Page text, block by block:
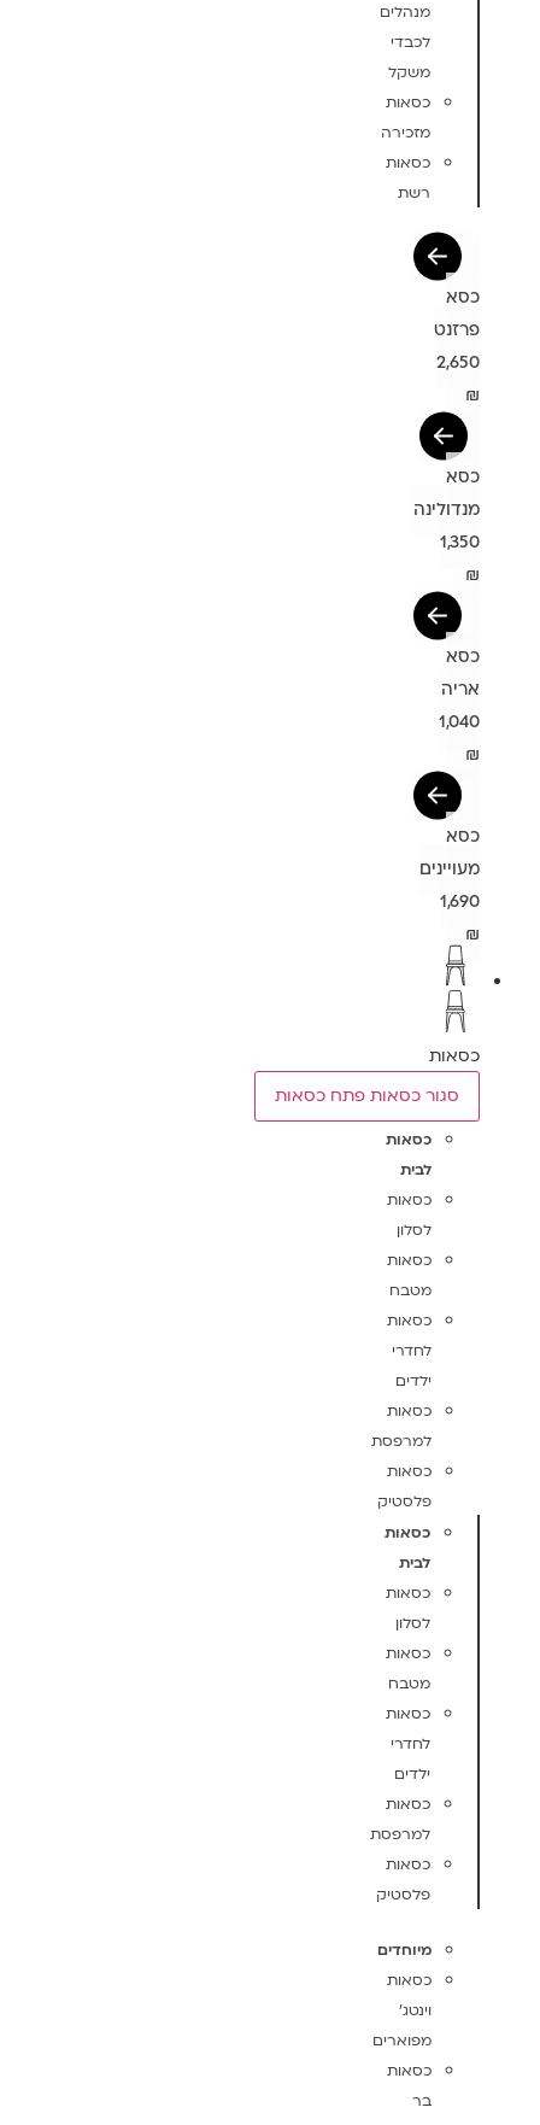
מנהלים
לכבדי
משקל
כסאות
מזכירה
כסאות
רשת
כסא
פרזנט
2,650
₪
כסא
מנדולינה
1,350
₪
כסא
אריה
1,040
₪
כסא
מעויינים
1,690
₪
כסאות
סגור כסאות פתח כסאות
כסאות
לבית
כסאות
לסלון
כסאות
מטבח
כסאות
לחדרי
ילדים
כסאות
למרפסת
כסאות
פלסטיק
כסאות
לבית
כסאות
לסלון
כסאות
מטבח
כסאות
לחדרי
ילדים
כסאות
למרפסת
כסאות
פלסטיק
מיוחדים
כסאות
וינטג'
מפוארים
כסאות
בר